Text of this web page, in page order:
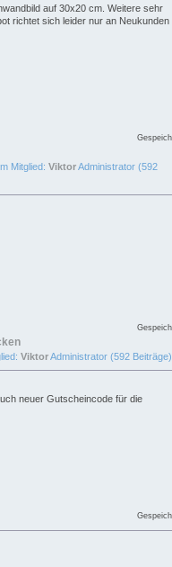
auf 30x20 cm. Weitere sehr
richtet sich leider nur an Neukunden
Mitglied: ViktorAdministrator (592
ViktorAdministrator (592
neuer Gutscheincode für die